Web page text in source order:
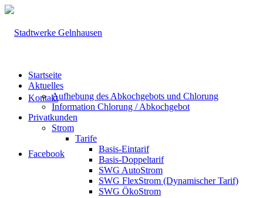
Kontakt
Facebook
Startseite
Aktuelles
Aufhebung des Abkochgebots und Chlorung
Information Chlorung / Abkochgebot
Privatkunden
Strom
Tarife
Basis-Eintarif
Basis-Doppeltarif
SWG AutoStrom
SWG FlexStrom (Dynamischer Tarif)
SWG ÖkoStrom